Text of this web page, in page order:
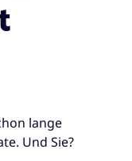
lange
Und Sie?